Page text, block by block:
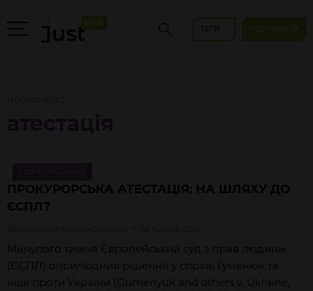
ПРОКУРОРСЬКА АТЕСТАЦІЯ: НА ШЛЯХУ ДО
ЄСПЛ?
Минулого тижня Європейський суд з прав людини
(ЄСПЛ) оприлюднив рішення
у справі Гуменюк та
інші проти України (Gumenyuk and others v. Ukraine,